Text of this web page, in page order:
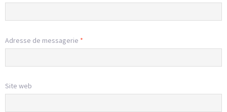
Adresse de messagerie *
Site web